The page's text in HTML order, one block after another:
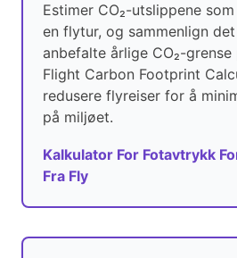
Estimer CO₂-utslippene
en flytur, og sammenlign
anbefalte årlige CO₂-
Flight Carbon Footprint
redusere flyreiser for å
på miljøet.
Kalkulator For Fotavtrykk
Fra Fly